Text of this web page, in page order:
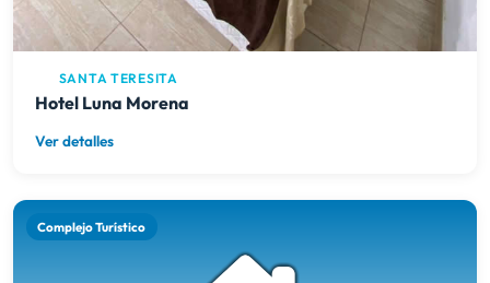
SANTA TERESITA
Hotel Luna Morena
Ver detalles
Complejo Turístico